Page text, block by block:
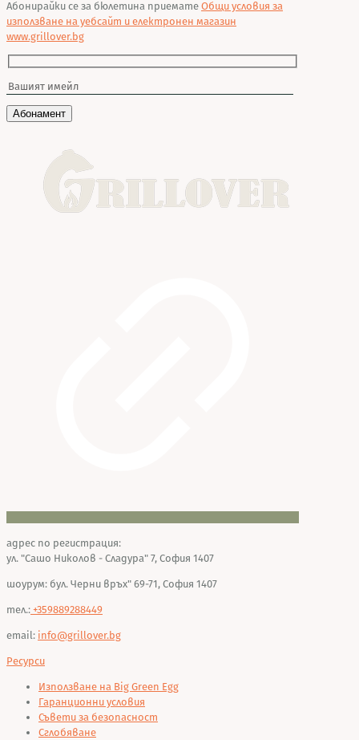
Абонирайки се за бюлетина приемате Общи условия за
използване на уебсайт и електронен магазин
www.grillover.bg
адрес по регистрация:
ул. "Сашо Николов - Сладура" 7, София 1407
шоурум: бул. Черни връх" 69-71, София 1407
тел.: +359889288449
email: info@grillover.bg
Ресурси
Използване на Big Green Egg
Гаранционни условия
Съвети за безопасност
Сглобяване